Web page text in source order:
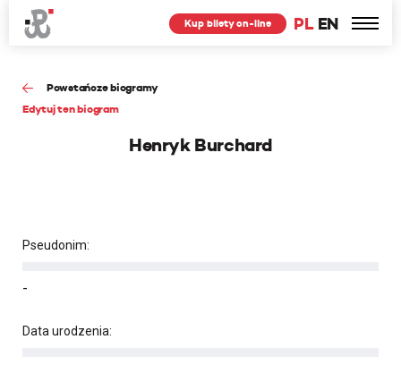
PL EN
Kup bilety on-line
Powstańcze biogramy
Edytuj ten biogram
Henryk Burchard
Pseudonim:
-
Data urodzenia: